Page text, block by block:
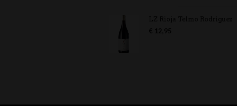
LZ Rioja Telmo Rodriguez
€ 12,95